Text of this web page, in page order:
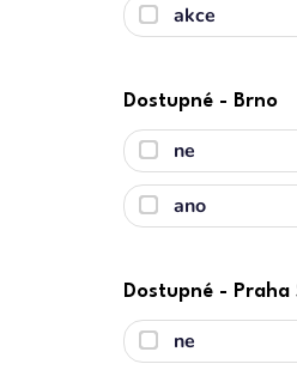
akce
Dostupné - Brno
ne
ano
Dostupné -
ne